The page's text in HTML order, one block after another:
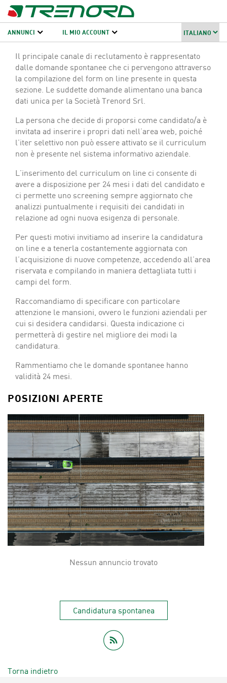
ANNUNCI IL MIO ACCOUNT
Il principale canale di reclutamento è rappresentato
dalle domande spontanee che ci pervengono attraverso
la compilazione del form on line presente in questa
sezione. Le suddette domande alimentano una banca
dati unica per la Società Trenord Srl.
La persona che decide di proporsi come candidato/a è
invitata ad inserire i propri dati nell’area web, poiché
l’iter selettivo non può essere attivato se il curriculum
non è presente nel sistema informativo aziendale.
L’inserimento del curriculum on line ci consente di
avere a disposizione per 24 mesi i dati del candidato e
ci permette uno screening sempre aggiornato che
analizzi puntualmente i requisiti dei candidati in
relazione ad ogni nuova esigenza di personale.
Per questi motivi invitiamo ad inserire la candidatura
on line e a tenerla costantemente aggiornata con
l’acquisizione di nuove competenze, accedendo all’area
riservata e compilando in maniera dettagliata tutti i
campi del form.
Raccomandiamo di specificare con particolare
attenzione le mansioni, ovvero le funzioni aziendali per
cui si desidera candidarsi. Questa indicazione ci
permetterà di gestire nel migliore dei modi la
candidatura.
Rammentiamo che le domande spontanee hanno
validità 24 mesi.
POSIZIONI APERTE
Nessun annuncio trovato
Candidatura spontanea
Torna indietro